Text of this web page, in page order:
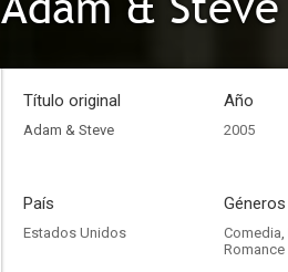
Título original
Adam & Steve
Año
2005
País
Estados Unidos
Géneros
Comedia,
Romance